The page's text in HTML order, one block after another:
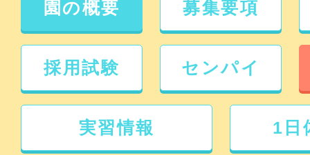
園の概要 募集要項
採用試験 センパイ
実習情報 1日